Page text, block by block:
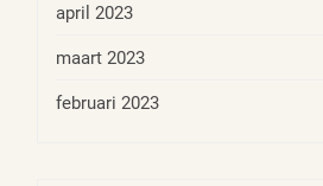
april 2023
maart 2023
februari 2023